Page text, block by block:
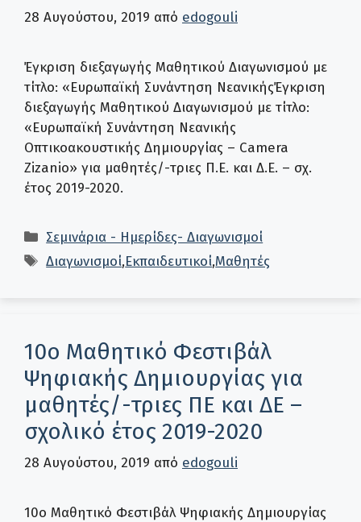
28 Αυγούστου, 2019 από edogouli
Έγκριση διεξαγωγής Μαθητικού Διαγωνισμού με
τίτλο: «Ευρωπαϊκή Συνάντηση ΝεανικήςΈγκριση
διεξαγωγής Μαθητικού Διαγωνισμού με τίτλο:
«Ευρωπαϊκή Συνάντηση Νεανικής
Οπτικοακουστικής Δημιουργίας – Camera
Zizanio» για μαθητές/-τριες Π.Ε. και Δ.Ε. – σχ.
έτος 2019-2020.
Κατηγορίες
Σεμινάρια - Ημερίδες- Διαγωνισμοί
Ετικέτες
Διαγωνισμοί,Εκπαιδευτικοί,Μαθητές
10ο Μαθητικό Φεστιβάλ
Ψηφιακής Δημιουργίας για
μαθητές/-τριες ΠΕ και ΔΕ –
σχολικό έτος 2019-2020
28 Αυγούστου, 2019 από edogouli
10ο Μαθητικό Φεστιβάλ Ψηφιακής Δημιουργίας